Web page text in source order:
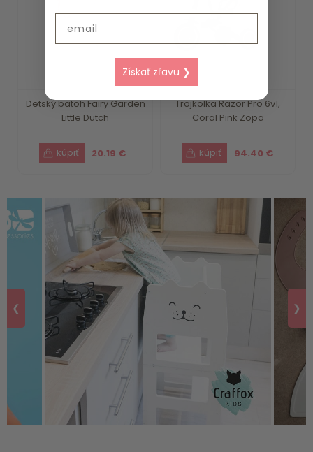
Detský batoh Fairy Garden
Little Dutch
20.19 €
Trojkolka Razor Pro 6v1,
Coral Pink Zopa
94.40 €
❮ ❯
Získať zľavu ❯